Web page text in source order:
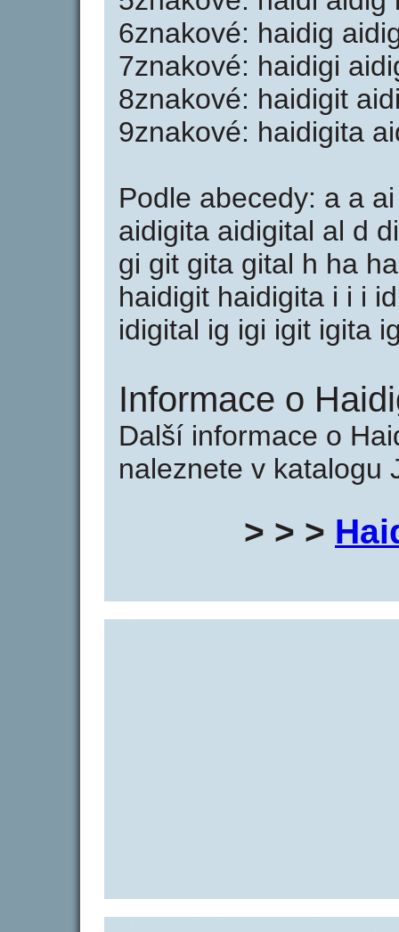
6znakové: haidig
7znakové: haidigi
8znakové: haidigit
9znakové: haidigita
Podle abecedy: a a
aidigita aidigital al d
gi git gita gital h ha
haidigit haidigita i i i
idigital ig igi igit igita
Informace o
Další informace o
naleznete v katalogu
> > >